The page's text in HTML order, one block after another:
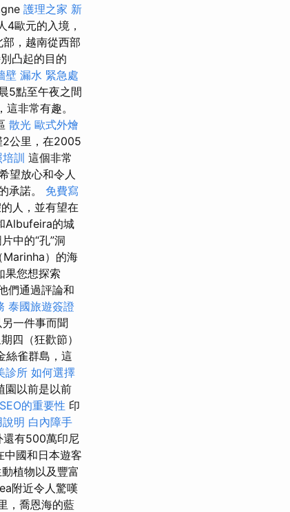
護理之家 新
4歐元的入境，
，越南從西部
凸起的目的
壁 漏水 緊急處
5點至午夜之間
非常有趣。
散光 歐式外燴
公里，在2005
訓 這個非常
望放心和令人
承諾。 免費寫
人，並有望在
Albufeira的城
中的“孔”洞
Marinha）的海
果您想探索
們通過評論和
泰國旅遊簽證
一件事而聞
四（狂歡節）
絲雀群島，這
診所 如何選擇
園以前是以前
的重要性 印
說明 白內障手
還有500萬印尼
中國和日本遊客
植物以及豐富
附近令人驚嘆
，喬恩海的藍